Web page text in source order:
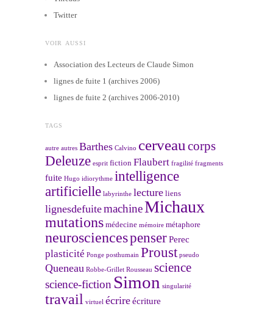
Twitter
VOIR AUSSI
Association des Lecteurs de Claude Simon
lignes de fuite 1 (archives 2006)
lignes de fuite 2 (archives 2006-2010)
TAGS
autre autres Barthes Calvino cerveau corps
Deleuze esprit fiction Flaubert fragilité fragments
fuite Hugo idiorythme intelligence
artificielle labyrinthe lecture liens
lignesdefuitemachineMichaux
mutations médecine mémoire métaphore
neurosciencespenserPerec
plasticité Ponge posthumain Proust pseudo
Queneau Robbe-Grillet Rousseau science
science-fiction Simon singularité
travail virtuel écrireécriture